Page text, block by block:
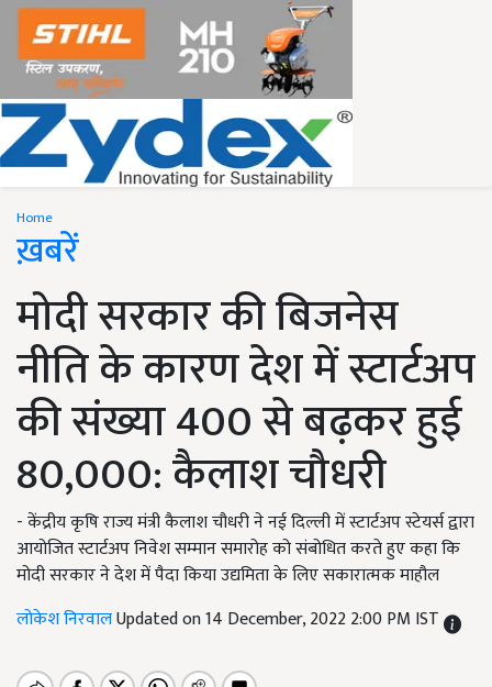
Home
ख़बरें
मोदी सरकार की बिजनेस
नीति के कारण देश में स्टार्टअप
की संख्या 400 से बढ़कर हुई
80,000: कैलाश चौधरी
- केंद्रीय कृषि राज्य मंत्री कैलाश चौधरी ने नई दिल्ली में स्टार्टअप स्टेयर्स द्वारा
आयोजित स्टार्टअप निवेश सम्मान समारोह को संबोधित करते हुए कहा कि
मोदी सरकार ने देश में पैदा किया उद्यमिता के लिए सकारात्मक माहौल
लोकेश निरवालUpdated on 14 December, 2022 2:00 PM IST